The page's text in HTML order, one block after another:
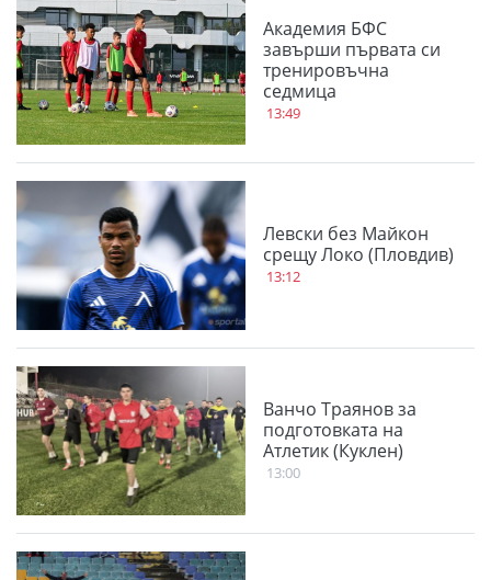
Академия БФС
завърши първата си
тренировъчна
седмица
13:49
Левски без Майкон
срещу Локо (Пловдив)
13:12
Ванчо Траянов за
подготовката на
Атлетик (Куклен)
13:00